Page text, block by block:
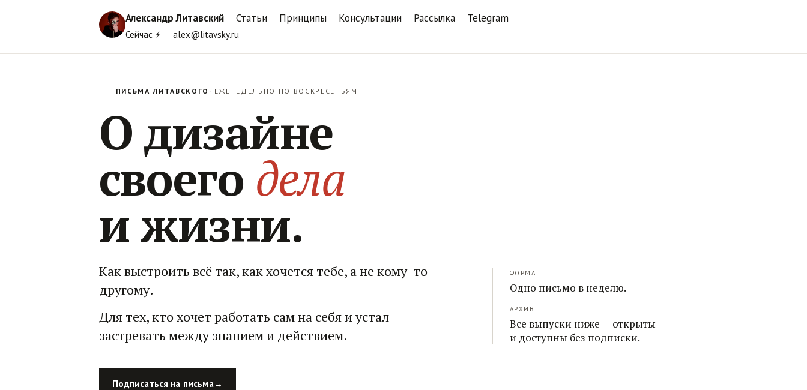
Александр Литавский Статьи Принципы Консультации Рассылка Telegram
Сейчас ⚡ alex@litavsky.ru
ПИСЬМА ЛИТАВСКОГО · ЕЖЕНЕДЕЛЬНО ПО ВОСКРЕСЕНЬЯМ
О дизайне
своего дела
и жизни.
Как выстроить всё так, как хочется тебе, а не кому-то
другому.
Для тех, кто хочет работать сам на себя и устал
застревать между знанием и действием.
ФОРМАТ
Одно письмо в неделю.
АРХИВ
Все выпуски ниже — открыты
и доступны без подписки.
Подписаться на письма→